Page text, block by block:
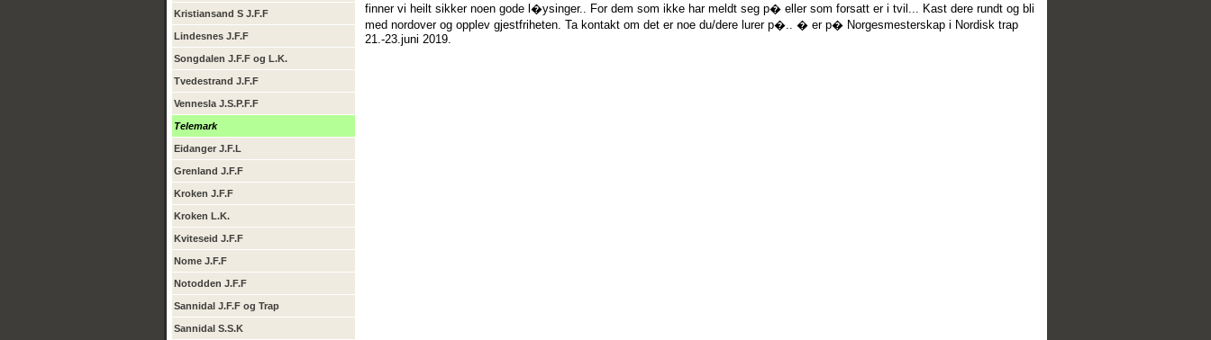
Kristiansand S J.F.F
Lindesnes J.F.F
Songdalen J.F.F og L.K.
Tvedestrand J.F.F
Vennesla J.S.P.F.F
Telemark
Eidanger J.F.L
Grenland J.F.F
Kroken J.F.F
Kroken L.K.
Kviteseid J.F.F
Nome J.F.F
Notodden J.F.F
Sannidal J.F.F og Trap
Sannidal S.S.K
finner vi heilt sikker noen gode l�ysinger.. For dem som ikke har meldt seg p� eller som forsatt er i tvil... Kast dere rundt og bli
med nordover og opplev gjestfriheten. Ta kontakt om det er noe du/dere lurer p�.. � er p� Norgesmesterskap i Nordisk trap
21.-23.juni 2019.